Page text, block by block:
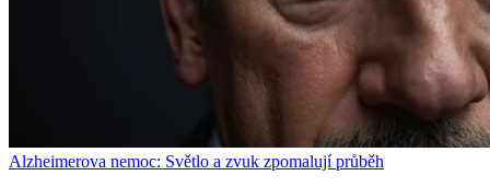
Alzheimerova nemoc: Světlo a zvuk zpomalují průběh